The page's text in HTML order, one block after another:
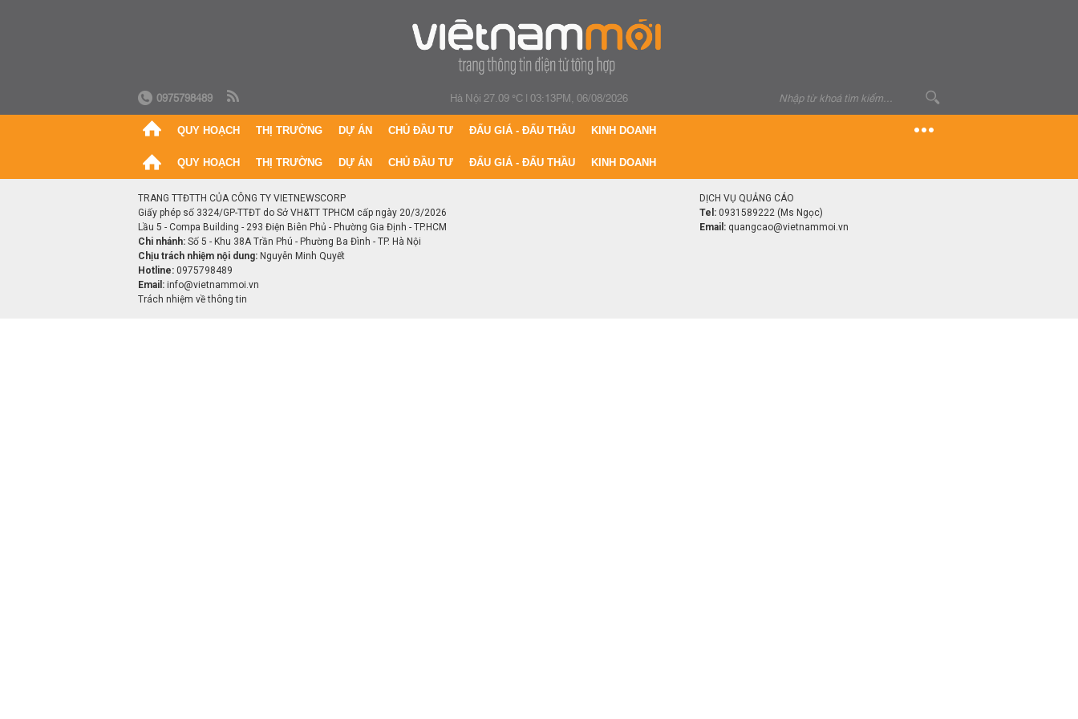
0975798489 Hà Nội 27.09 °C|03:13PM, 06/08/2026
QUY HOẠCH THỊ TRƯỜNG DỰ ÁN CHỦ ĐẦU TƯ ĐẤU GIÁ - ĐẤU THẦU KINH DOANH
QUY HOẠCH THỊ TRƯỜNG DỰ ÁN CHỦ ĐẦU TƯ ĐẤU GIÁ - ĐẤU THẦU KINH DOANH
TRANG TTĐTTH CỦA CÔNG TY VIETNEWSCORP
Giấy phép số 3324/GP-TTĐT do Sở VH&TT TPHCM cấp ngày 20/3/2026
Lầu 5 - Compa Building - 293 Điện Biên Phủ - Phường Gia Định - TP.HCM
Chi nhánh: Số 5 - Khu 38A Trần Phú - Phường Ba Đình - TP. Hà Nội
Chịu trách nhiệm nội dung: Nguyễn Minh Quyết
Hotline: 0975798489
Email: info@vietnammoi.vn
Trách nhiệm về thông tin
DỊCH VỤ QUẢNG CÁO
Tel: 0931589222 (Ms Ngọc)
Email: quangcao@vietnammoi.vn